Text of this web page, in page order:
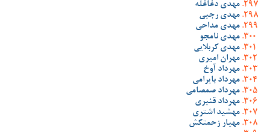
مهدی دغاغله
مهدی رجبی
مهدی مداحی
مهدی نامجو
مهدی کربلایی
مهران امیری
مهرداد آوخ
مهرداد بایرامی
مهرداد صمصامی
مهرداد قنبری
مهشید اشتری
مهیار زحمتکش